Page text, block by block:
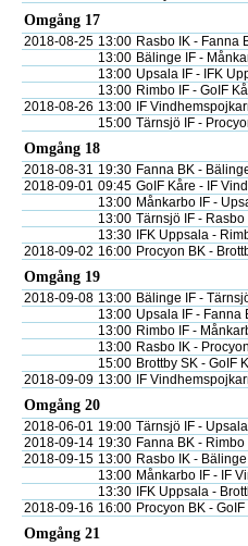
Omgång 17
2018-08-25 13:00 Rasbo IK - Fanna
13:00 Bälinge IF -
13:00 Upsala IF - IFK
13:00 Rimbo IF - GoIF
2018-08-26 13:00 IF
15:00 Tärnsjö IF -
Omgång 18
2018-08-31 19:30 Fanna BK -
2018-09-01 09:45 GoIF Kåre - IF
13:00 Månkarbo IF -
13:00 Tärnsjö IF - Rasbo
13:30
IFK Uppsala -
2018-09-02 16:00 Procyon BK -
Omgång 19
2018-09-08 13:00 Bälinge IF -
13:00 Upsala IF - Fanna
13:00 Rimbo IF -
13:00 Rasbo IK -
15:00 Brottby SK - GoIF
2018-09-09 13:00 IF
Omgång 20
2018-06-01 19:00 Tärnsjö IF -
2018-09-14 19:30 Fanna BK - Rimbo
2018-09-15 13:00 Rasbo IK -
13:00 Månkarbo IF - IF
13:30
IFK Uppsala -
2018-09-16 16:00 Procyon BK - GoIF
Omgång 21